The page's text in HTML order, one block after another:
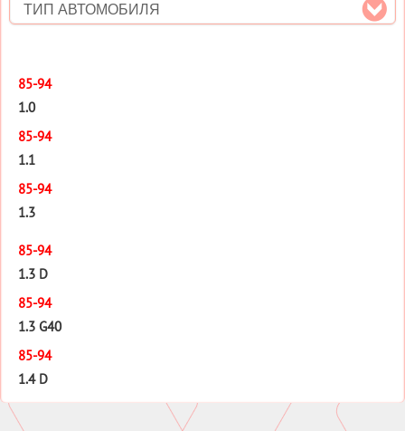
ТИП АВТОМОБИЛЯ
85-94
1.0
85-94
1.1
85-94
1.3
85-94
1.3 D
85-94
1.3 G40
85-94
1.4 D